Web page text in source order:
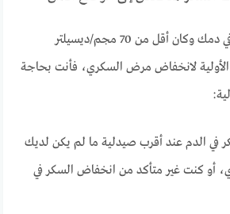
إذا كان متوسط السكر في دمك وكان أقل من 70 مجم/ديسيلتر
لانخفاض مرض السكري، فأنت بحاجة
في الدم عند أقرب صيدلية ما لم يكن لديك
أو كنت غير متأكد من انخفاض السكر في